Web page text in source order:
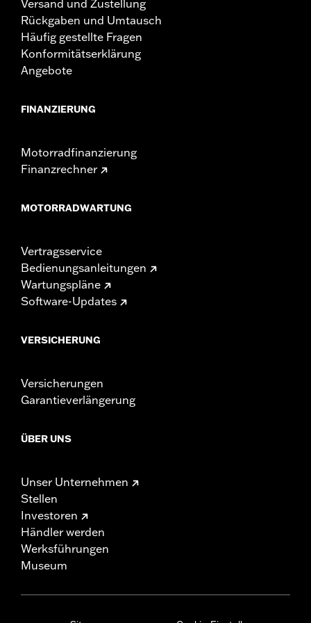
Versand und Zustellung
Rückgaben und Umtausch
Häufig gestellte Fragen
Konformitätserklärung
Angebote
FINANZIERUNG
Motorradfinanzierung
Finanzrechner
MOTORRADWARTUNG
Vertragsservice
Bedienungsanleitungen
Wartungspläne
Software-Updates
VERSICHERUNG
Versicherungen
Garantieverlängerung
ÜBER UNS
Unser Unternehmen
Stellen
Investoren
Händler werden
Werksführungen
Museum